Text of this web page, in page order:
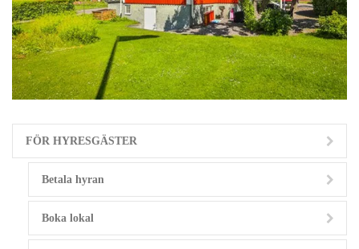
FÖR HYRESGÄSTER
Betala hyran
Boka lokal